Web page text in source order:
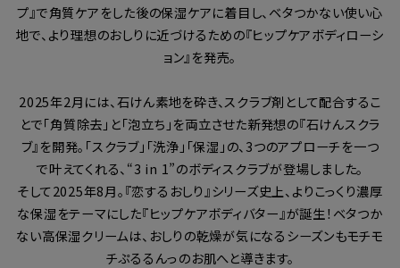
プ』で角質ケアをした後の保湿ケアに着目し、ベタつかない使い心
地で、より理想のおしりに近づけるための『ヒップケアボディローシ
ョン』を発売。
2025年2月には、石けん素地を砕き、スクラブ剤として配合するこ
とで「角質除去」と「泡立ち」を両立させた新発想の『石けんスクラ
ブ』を開発。「スクラブ」「洗浄」「保湿」の、3つのアプローチを一つ
で叶えてくれる、“3 in 1”のボディスクラブが登場しました。
そして2025年8月。『恋するおしり』シリーズ史上、よりこっくり濃厚
な保湿をテーマにした『ヒップケアボディバター』が誕生！ベタつか
ない高保湿クリームは、おしりの乾燥が気になるシーズンもモチモ
チぷるるんっのお肌へと導きます。